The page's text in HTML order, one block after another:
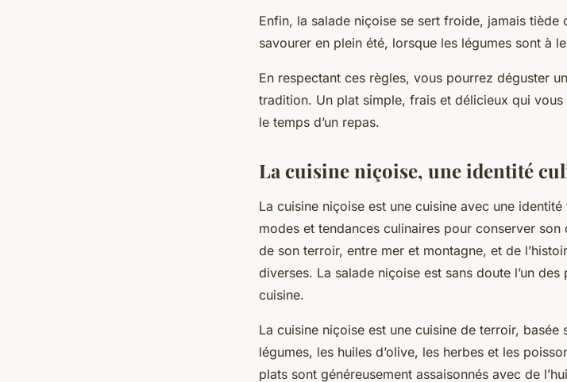
Enfin, la salade niçoise se sert froide, jamais tiède
savourer en plein été, lorsque les légumes sont à
En respectant ces règles, vous pourrez déguster
tradition. Un plat simple, frais et délicieux qui
le temps d’un repas.
La cuisine niçoise, une identité
La cuisine niçoise est une cuisine avec une
modes et tendances culinaires pour conserver
de son terroir, entre mer et montagne, et de
diverses. La salade niçoise est sans doute l’un
cuisine.
La cuisine niçoise est une cuisine de terroir,
légumes, les huiles d’olive, les herbes et les
plats sont généreusement assaisonnés avec de l’